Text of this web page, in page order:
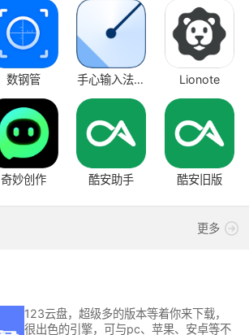
数钢管
手心输入法安
卓版
Lionote
奇妙创作 酷安助手 酷安旧版
更多
123云盘，超级多的版本等着你来下载，
很出色的引擎，可与pc、苹果、安卓等不